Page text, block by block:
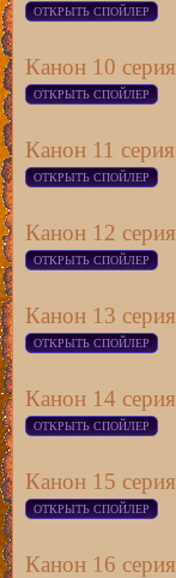
Канон 10 серия
Канон 11 серия
Канон 12 серия
Канон 13 серия
Канон 14 серия
Канон 15 серия
Канон 16 серия